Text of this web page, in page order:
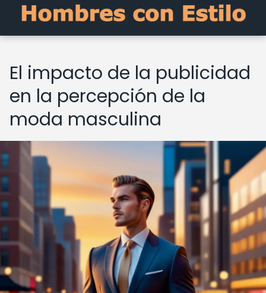
El impacto de la publicidad
en la percepción de la
moda masculina